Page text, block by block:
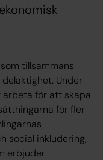
tillsammans
Under
för att skapa
för fler
social inkludering,
erbjuder